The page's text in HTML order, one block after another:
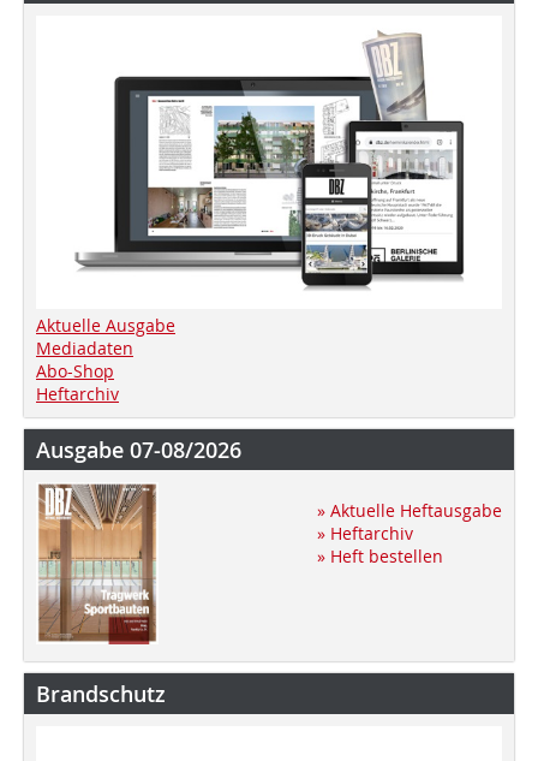
Aktuelle Ausgabe
Mediadaten
Abo-Shop
Heftarchiv
Ausgabe 07-08/2026
» Aktuelle Heftausgabe
» Heftarchiv
» Heft bestellen
Brandschutz